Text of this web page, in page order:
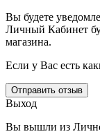
Вы будете
Личный Кабинет
магазина.
Если у Вас есть
Отправить отзыв
Выход
Вы вышли из